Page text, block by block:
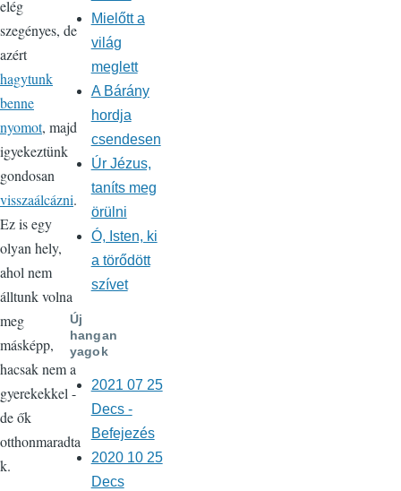
elég
szegényes, de
azért
hagytunk
benne
nyomot, majd
igyekeztünk
gondosan
visszaálcázni.
Ez is egy
olyan hely,
ahol nem
álltunk volna
meg
másképp,
hacsak nem a
gyerekekkel -
de ők
otthonmaradta
k.
Mielőtt a
világ
meglett
A Bárány
hordja
csendesen
Úr Jézus,
taníts meg
örülni
Ó, Isten, ki
a törődött
szívet
Új
hangan
yagok
2021 07 25
Decs -
Befejezés
2020 10 25
Decs